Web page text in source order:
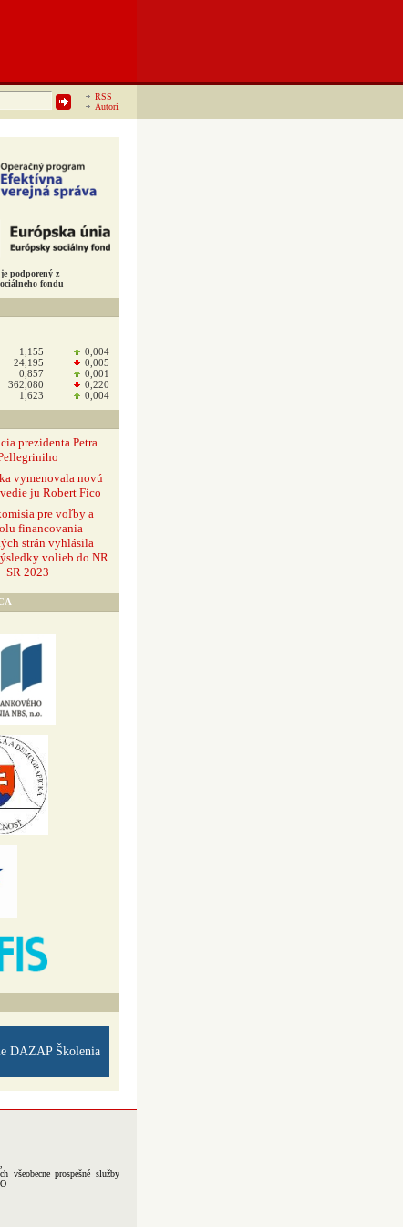
RSS
Autori
je podporený z
fondu
1,155
0,004
24,195
0,005
0,857
0,001
362,080
0,220
1,623 0,004
prezidenta Petra
vymenovala novú
ju Robert Fico
pre voľby a
financovania
strán vyhlásila
volieb do NR
SR 2023
DAZAP Školenia
všeobecne prospešné služby